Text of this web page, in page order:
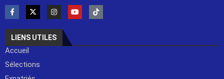
LIENS UTILES
Accueil
Sélections